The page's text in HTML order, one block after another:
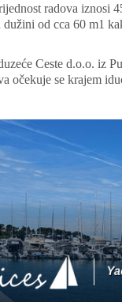
radova iznosi
dužini od cca 60 m1
Ceste d.o.o. iz
očekuje se krajem